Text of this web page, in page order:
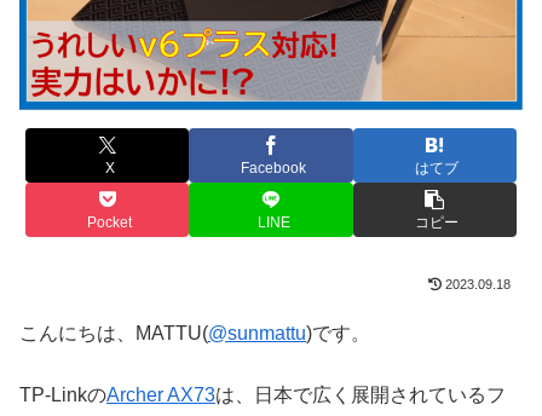
X Facebook はてブ
Pocket LINE コピー
2023.09.18
こんにちは、MATTU(@sunmattu)です。
TP-LinkのArcher AX73は、日本で広く展開されているフ